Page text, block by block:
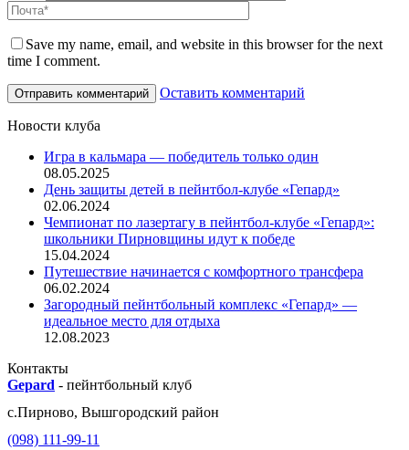
Save my name, email, and website in this browser for the next
time I comment.
Оставить комментарий
Новости клуба
Игра в кальмара — победитель только один
08.05.2025
День защиты детей в пейнтбол-клубе «Гепард»
02.06.2024
Чемпионат по лазертагу в пейнтбол-клубе «Гепард»:
школьники Пирновщины идут к победе
15.04.2024
Путешествие начинается с комфортного трансфера
06.02.2024
Загородный пейнтбольный комплекс «Гепард» —
идеальное место для отдыха
12.08.2023
Контакты
Gepard - пейнтбольный клуб
с.Пирново, Вышгородский район
(098) 111-99-11